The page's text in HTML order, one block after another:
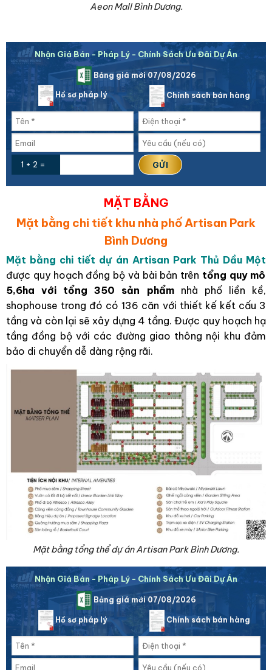
Aeon Mall Bình Dương.
Nhận Giá Bán - Pháp Lý - Chính Sách Ưu Đãi Dự Án
Bảng giá mới 07/08/2026
Hồ sơ pháp lý Chính sách bán hàng
1 + 2 =
MẶT BẰNG
Mặt bằng chi tiết khu nhà phố Artisan Park
Bình Dương
Mặt bằng chi tiết dự án Artisan Park Thủ Dầu Một
được quy hoạch đồng bộ và bài bản trên tổng quy mô
5,6ha với tổng 350 sản phẩmnhà phố liền kề,
shophouse trong đó có 136 căn với thiết kế kết cấu 3
tầng và còn lại sẽ xây dựng 4 tầng. Được quy hoạch hạ
tầng đồng bộ với các đường giao thông nội khu đảm
bảo di chuyển dễ dàng rộng rãi.
Mặt bằng tổng thể dự án Artisan Park Bình Dương.
Nhận Giá Bán - Pháp Lý - Chính Sách Ưu Đãi Dự Án
Bảng giá mới 07/08/2026
Hồ sơ pháp lý Chính sách bán hàng